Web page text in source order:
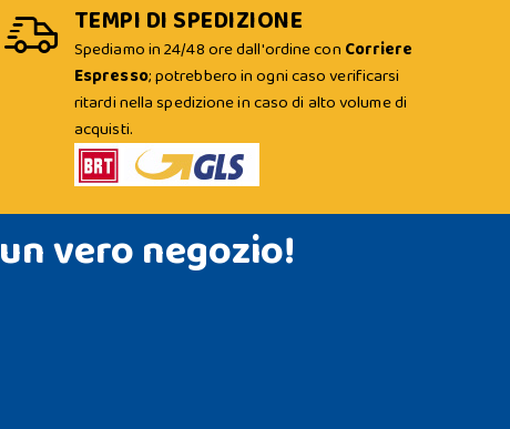
TEMPI DI SPEDIZIONE
Spediamo in 24/48 ore dall'ordine con Corriere
Espresso; potrebbero in ogni caso verificarsi
ritardi nella spedizione in caso di alto volume di
acquisti.
un vero negozio!